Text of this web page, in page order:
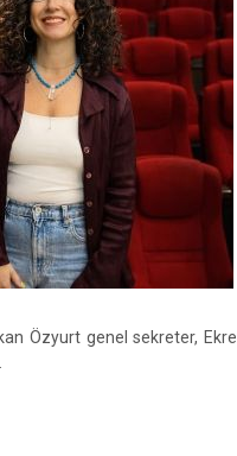
Özyurt genel sekreter,